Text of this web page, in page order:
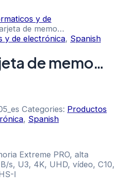
y de
de memo…
y de electrónica, Spanish
de memo…
Categories: Productos
, Spanish
Extreme PRO, alta
s, U3, 4K, UHD, vídeo, C10,
I